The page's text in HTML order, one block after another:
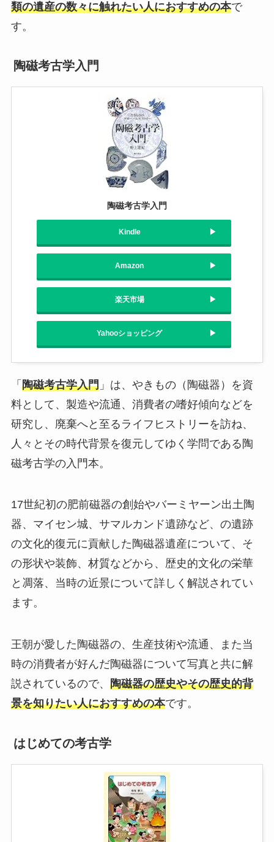
類の遺産の数々に触れたい人におすすめの本で
す。
陶磁考古学入門
陶磁考古学入門
Kindle
Amazon
楽天市場
Yahooショッピング
「 陶磁考古学入門」は、やきもの（陶磁器）を資
料として、製造や流通、消費者の嗜好傾向などを
研究し、廃棄へと至るライフヒストリーを訪ね、
人々とその時代背景を復元してゆく学問である陶
磁考古学の入門本。
17世紀初の肥前磁器の創始やバーミヤーン出土陶
器、マイセン城、サマルカンド遺跡など、の遺跡
の文化的復元に貢献した陶磁器遺産について、そ
の形状や装飾、材質などから、歴史的文化の栄華
と凋落、当時の近景について詳しく解説されてい
ます。
王朝が愛した陶磁器の、生産技術や流通、また当
時の消費者が好んだ陶磁器について写真と共に解
説されているので、 陶磁器の歴史やその歴史的背
景を知りたい人におすすめの本です。
はじめての考古学